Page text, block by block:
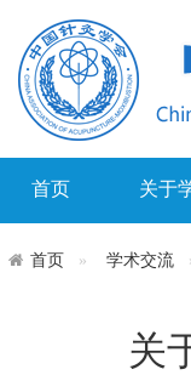
首页 关于
首页 学术交流
关